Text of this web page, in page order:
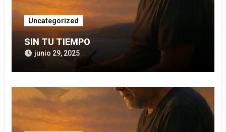
Uncategorized
SIN TU TIEMPO
junio 29, 2025